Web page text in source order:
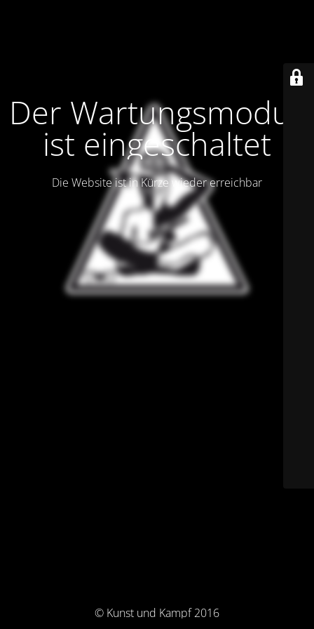
Der Wartungsmodus
ist eingeschaltet
Die Website ist in Kürze wieder erreichbar
© Kunst und Kampf 2016